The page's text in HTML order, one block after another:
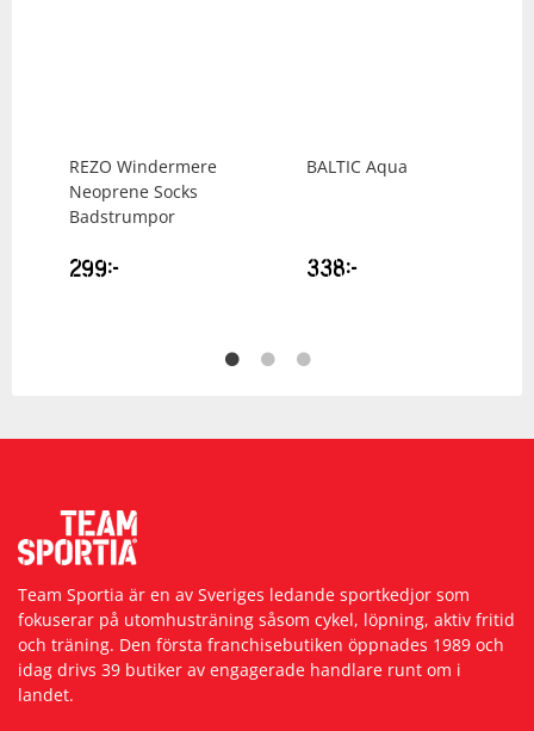
REZO Windermere
Neoprene Socks
Badstrumpor
299kr
BALTIC Aqua
338kr
Team Sportia är en av Sveriges ledande sportkedjor som
fokuserar på utomhusträning såsom cykel, löpning, aktiv fritid
och träning. Den första franchisebutiken öppnades 1989 och
idag drivs 39 butiker av engagerade handlare runt om i
landet.